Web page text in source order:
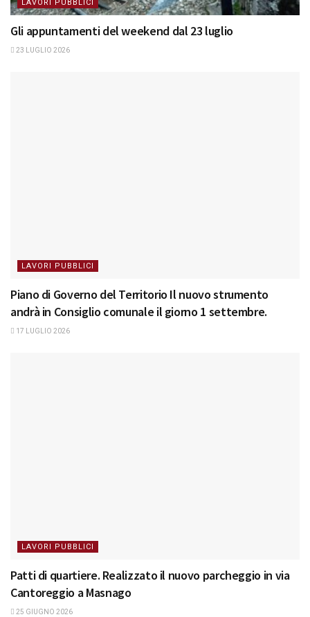
LAVORI PUBBLICI
Gli appuntamenti del weekend dal 23 luglio
23 LUGLIO 2026
LAVORI PUBBLICI
Piano di Governo del Territorio Il nuovo strumento
andrà in Consiglio comunale il giorno 1 settembre.
17 LUGLIO 2026
LAVORI PUBBLICI
Patti di quartiere. Realizzato il nuovo parcheggio in via
Cantoreggio a Masnago
25 GIUGNO 2026